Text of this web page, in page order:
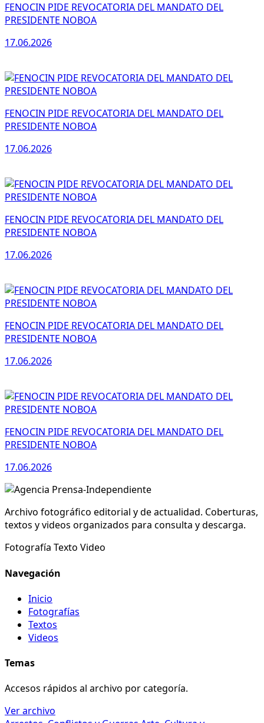
FENOCIN PIDE REVOCATORIA DEL MANDATO DEL
PRESIDENTE NOBOA
17.06.2026
FENOCIN PIDE REVOCATORIA DEL MANDATO DEL
PRESIDENTE NOBOA
17.06.2026
FENOCIN PIDE REVOCATORIA DEL MANDATO DEL
PRESIDENTE NOBOA
17.06.2026
FENOCIN PIDE REVOCATORIA DEL MANDATO DEL
PRESIDENTE NOBOA
17.06.2026
FENOCIN PIDE REVOCATORIA DEL MANDATO DEL
PRESIDENTE NOBOA
17.06.2026
Archivo fotográfico editorial y de actualidad. Coberturas,
textos y videos organizados para consulta y descarga.
Fotografía Texto Video
Navegación
Inicio
Fotografías
Textos
Videos
Temas
Accesos rápidos al archivo por categoría.
Ver archivo